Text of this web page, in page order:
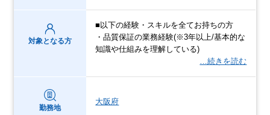
対象となる方
■以下の経験・スキルを全てお持ちの方
・品質保証の業務経験(※3年以上/基本的な
知識や仕組みを理解している)
…続きを読む
勤務地
大阪府